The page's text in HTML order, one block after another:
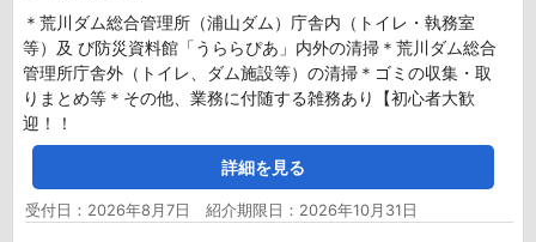
＊荒川ダム総合管理所（浦山ダム）庁舎内（トイレ・執務室
等）及 び防災資料館「うららぴあ」内外の清掃＊荒川ダム総合
管理所庁舎外（トイレ、ダム施設等）の清掃＊ゴミの収集・取
りまとめ等＊その他、業務に付随する雑務あり【初心者大歓
迎！！
詳細を見る
受付日：2026年8月7日 紹介期限日：2026年10月31日